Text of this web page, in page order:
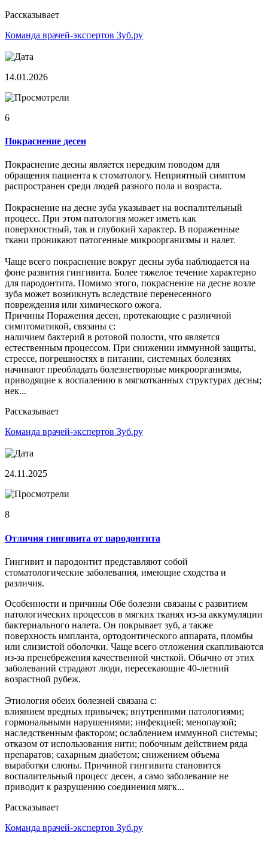
Рассказывает
Команда врачей-экспертов Зуб.ру
14.01.2026
6
Покраснение десен
Покраснение десны является нередким поводом для
обращения пациента к стоматологу. Неприятный симптом
распространен среди людей разного пола и возраста.
Покраснение на десне зуба указывает на воспалительный
процесс. При этом патология может иметь как
поверхностный, так и глубокий характер. В пораженные
ткани проникают патогенные микроорганизмы и налет.
Чаще всего покраснение вокруг десны зуба наблюдается на
фоне развития гингивита. Более тяжелое течение характерно
для пародонтита. Помимо этого, покраснение на десне возле
зуба может возникнуть вследствие перенесенного
повреждения или химического ожога.
Причины Поражения десен, протекающие с различной
симптоматикой, связаны с:
наличием бактерий в ротовой полости, что является
естественным процессом. При снижении иммунной защиты,
стрессе, погрешностях в питании, системных болезнях
начинают преобладать болезнетворные микроорганизмы,
приводящие к воспалению в мягкотканных структурах десны;
нек...
Рассказывает
Команда врачей-экспертов Зуб.ру
24.11.2025
8
Отличия гингивита от пародонтита
Гингивит и пародонтит представляют собой
стоматологические заболевания, имеющие сходства и
различия.
Особенности и причины Обе болезни связаны с развитием
патологических процессов в мягких тканях из-за аккумуляции
бактериального налета. Он покрывает зуб, а также
поверхность импланта, ортодонтического аппарата, пломбы
или слизистой оболочки. Чаще всего отложения скапливаются
из-за пренебрежения качественной чисткой. Обычно от этих
заболеваний страдают люди, пересекающие 40-летний
возрастной рубеж.
Этиология обеих болезней связана с:
влиянием вредных привычек; внутренними патологиями;
гормональными нарушениями; инфекцией; менопаузой;
наследственным фактором; ослаблением иммунной системы;
отказом от использования нити; побочным действием ряда
препаратов; сахарным диабетом; снижением объема
выработки слюны. Причиной гингивита становится
воспалительный процесс десен, а само заболевание не
приводит к разрушению соединения мягк...
Рассказывает
Команда врачей-экспертов Зуб.ру